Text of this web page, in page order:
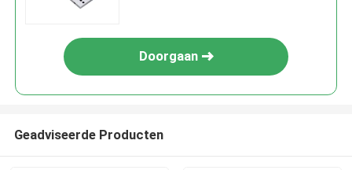
Doorgaan
Geadviseerde Producten